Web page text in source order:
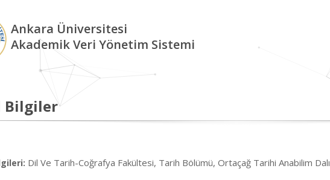
Ankara Üniversitesi
Akademik Veri Yönetim Sistemi
Bilgiler
Dil Ve Tarih-Coğrafya Fakültesi, Tarih Bölümü, Ortaçağ Tarihi Anabilim Dalı